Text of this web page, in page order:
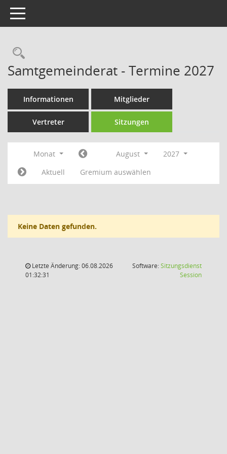
Toggle navigation
Rechercheauswahl
Samtgemeinderat - Termine 2027
Informationen Mitglieder
Vertreter Sitzungen
Monat August
2027
Aktuell
Gremium auswählen
Keine Daten gefunden.
Letzte Änderung: 06.08.2026
01:32:31
Software:Sitzungsdienst
Session(Wird in